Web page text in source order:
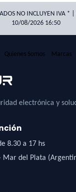
NO INCLUYEN IVA
10/08/2026 16:50
Quienes Somos Marcas
electrónica y
8.30 a 17 hs
Mar del Plata